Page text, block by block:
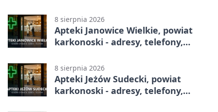
8 sierpnia 2026
Apteki Janowice Wielkie, powiat
karkonoski - adresy, telefony,
8 sierpnia 2026
Apteki Jeżów Sudecki, powiat
karkonoski - adresy, telefony,